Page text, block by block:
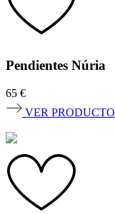
Pendientes Núria
65 €
VER PRODUCTO